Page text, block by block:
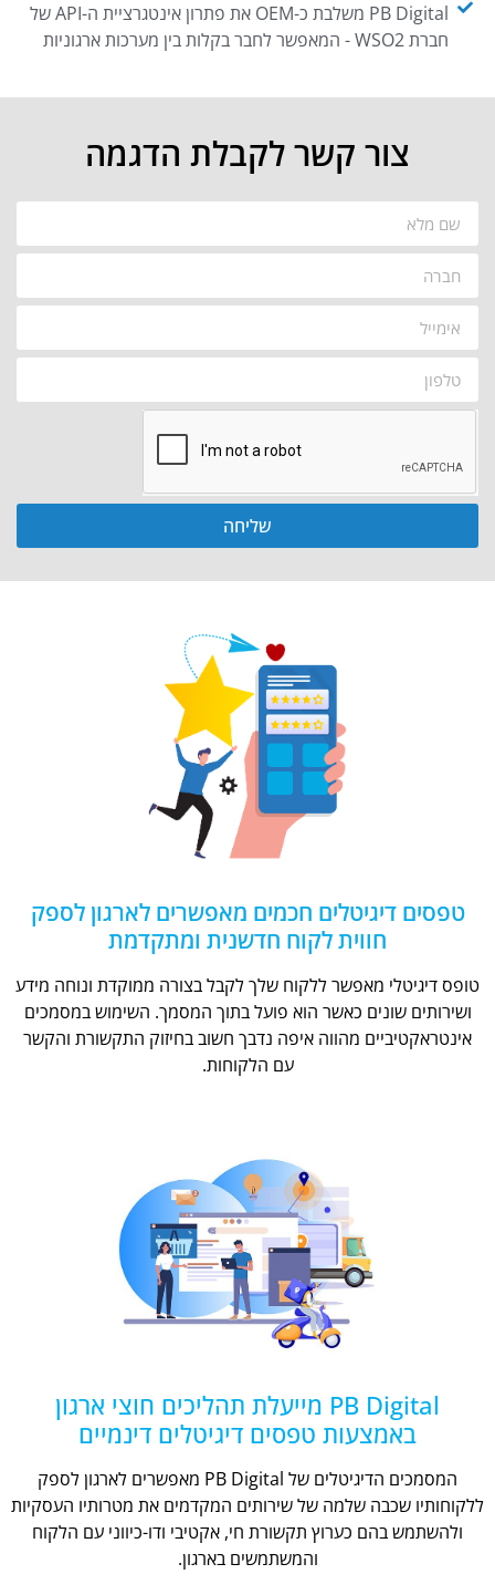
PB Digital משלבת כ-OEM את פתרון אינטגרציית ה-API של
חברת WSO2 - המאפשר לחבר בקלות בין מערכות ארגוניות
צור קשר לקבלת הדגמה
שליחה
טפסים דיגיטלים חכמים מאפשרים לארגון לספק
חווית לקוח חדשנית ומתקדמת
טופס דיגיטלי מאפשר ללקוח שלך לקבל בצורה ממוקדת ונוחה מידע
ושירותים שונים כאשר הוא פועל בתוך המסמך. השימוש במסמכים
אינטראקטיביים מהווה איפה נדבך חשוב בחיזוק התקשורת והקשר
עם הלקוחות.
PB Digital מייעלת תהליכים חוצי ארגון
באמצעות טפסים דיגיטלים דינמיים
המסמכים הדיגיטלים של PB Digital מאפשרים לארגון לספק
ללקוחותיו שכבה שלמה של שירותים המקדמים את מטרותיו העסקיות
ולהשתמש בהם כערוץ תקשורת חי, אקטיבי ודו-כיווני עם הלקוח
והמשתמשים בארגון.